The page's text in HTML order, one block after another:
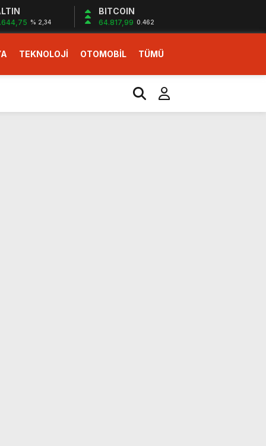
% 2,34
BITCOIN
64.817,99 0.462
TEKNOLOJİ OTOMOBİL TÜMÜ